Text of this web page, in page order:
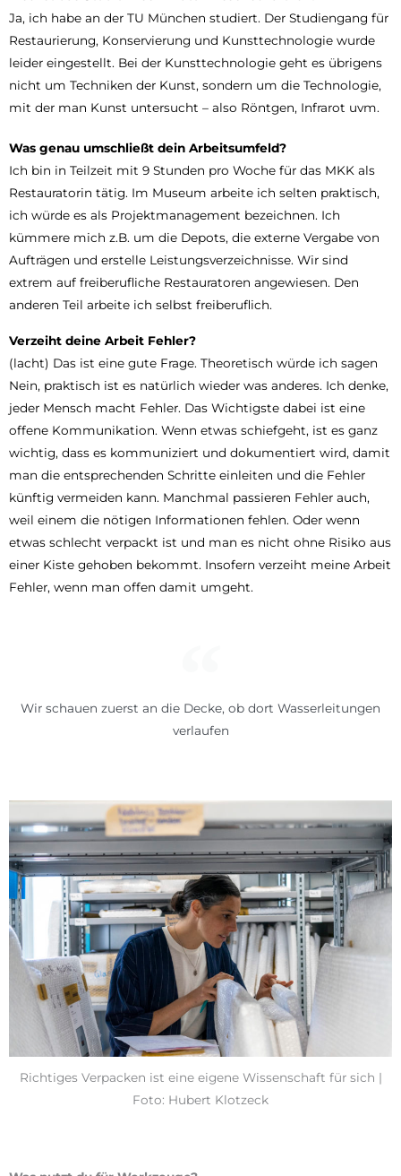
Ja, ich habe an der TU München studiert. Der Studiengang für
Restaurierung, Konservierung und Kunsttechnologie wurde
leider eingestellt. Bei der Kunsttechnologie geht es übrigens
nicht um Techniken der Kunst, sondern um die Technologie,
mit der man Kunst untersucht – also Röntgen, Infrarot uvm.
Was genau umschließt dein Arbeitsumfeld?
Ich bin in Teilzeit mit 9 Stunden pro Woche für das MKK als
Restauratorin tätig. Im Museum arbeite ich selten praktisch,
ich würde es als Projektmanagement bezeichnen. Ich
kümmere mich z.B. um die Depots, die externe Vergabe von
Aufträgen und erstelle Leistungsverzeichnisse. Wir sind
extrem auf freiberufliche Restauratoren angewiesen. Den
anderen Teil arbeite ich selbst freiberuflich.
Verzeiht deine Arbeit Fehler?
(lacht) Das ist eine gute Frage. Theoretisch würde ich sagen
Nein, praktisch ist es natürlich wieder was anderes. Ich denke,
jeder Mensch macht Fehler. Das Wichtigste dabei ist eine
offene Kommunikation. Wenn etwas schiefgeht, ist es ganz
wichtig, dass es kommuniziert und dokumentiert wird, damit
man die entsprechenden Schritte einleiten und die Fehler
künftig vermeiden kann. Manchmal passieren Fehler auch,
weil einem die nötigen Informationen fehlen. Oder wenn
etwas schlecht verpackt ist und man es nicht ohne Risiko aus
einer Kiste gehoben bekommt. Insofern verzeiht meine Arbeit
Fehler, wenn man offen damit umgeht.
Wir schauen zuerst an die Decke, ob dort Wasserleitungen
verlaufen
Richtiges Verpacken ist eine eigene Wissenschaft für sich |
Foto: Hubert Klotzeck